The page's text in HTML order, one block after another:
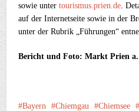
sowie untertourismus.prien.de .
auf der Internetseite sowie in der
unter der Rubrik „Führungen“
Bericht und Foto: Markt Prien a.
Bayern Chiemgau Chiemsee